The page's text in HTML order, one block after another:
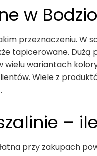
w
przeznaczeniu. W
tapicerowane. Dużą
wielu wariantach
Wiele z
.
–
przy zakupach